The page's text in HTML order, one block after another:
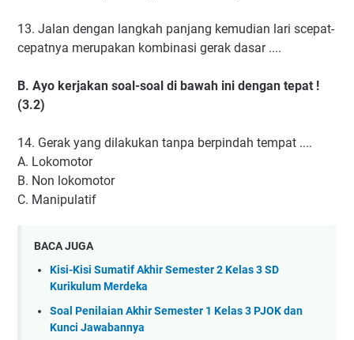
13. Jalan dengan langkah panjang kemudian lari scepat-
cepatnya merupakan kombinasi gerak dasar ....
B. Ayo kerjakan soal-soal di bawah ini dengan tepat !
(3.2)
14. Gerak yang dilakukan tanpa berpindah tempat ....
A. Lokomotor
B. Non lokomotor
C. Manipulatif
BACA JUGA
Kisi-Kisi Sumatif Akhir Semester 2 Kelas 3 SD
Kurikulum Merdeka
Soal Penilaian Akhir Semester 1 Kelas 3 PJOK dan
Kunci Jawabannya